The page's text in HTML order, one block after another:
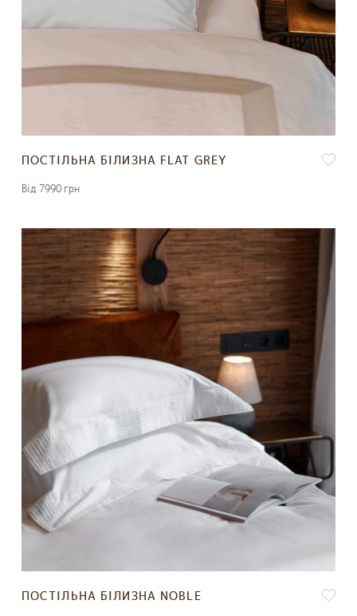
ПОСТІЛЬНА БІЛИЗНА FLAT GREY
Вiд 7990 грн
ПОСТІЛЬНА БІЛИЗНА NOBLE